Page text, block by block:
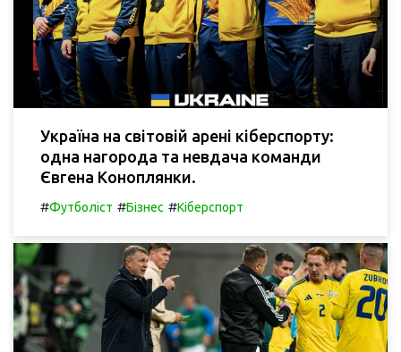
Україна на світовій арені кіберспорту:
одна нагорода та невдача команди
Євгена Коноплянки.
#Футболіст #Бізнес #Кіберспорт